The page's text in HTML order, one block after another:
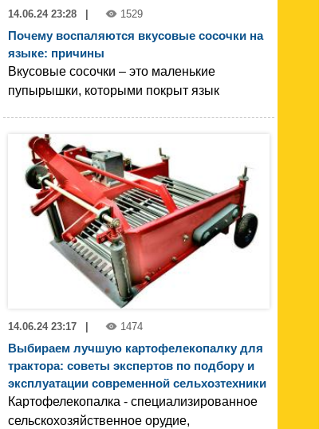
14.06.24 23:28 1529
Почему воспаляются вкусовые сосочки на
языке: причины
Вкусовые сосочки – это маленькие
пупырышки, которыми покрыт язык
14.06.24 23:17 1474
Выбираем лучшую картофелекопалку для
трактора: советы экспертов по подбору и
эксплуатации современной сельхозтехники
Картофелекопалка - специализированное
сельскохозяйственное орудие,